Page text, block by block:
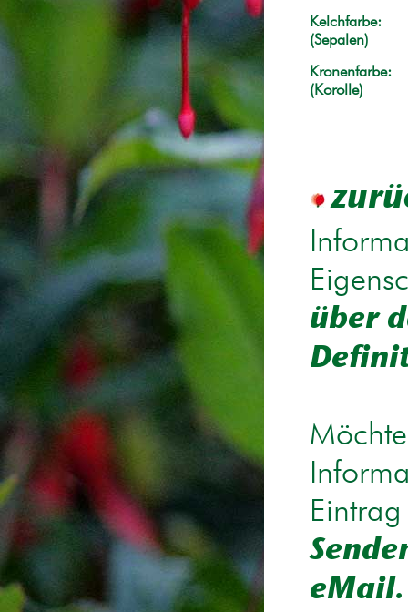
Kelchfarbe:
(Sepalen)
Kronenfarbe:
(Korolle)
über
eMail.